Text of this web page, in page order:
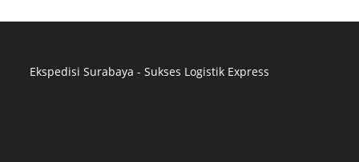
Ekspedisi Surabaya - Sukses Logistik Express